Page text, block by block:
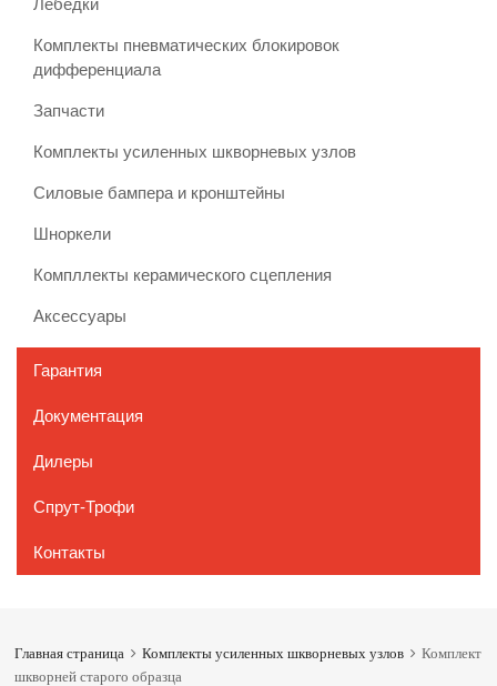
Комплекты пневматических блокировок
дифференциала
Запчасти
Комплекты усиленных шкворневых узлов
Силовые бампера и кронштейны
Шноркели
Компллекты керамического сцепления
Аксессуары
Гарантия
Документация
Дилеры
Спрут-Трофи
Контакты
Главная страница Комплекты усиленных шкворневых узлов
Комплект
шкворней старого образца